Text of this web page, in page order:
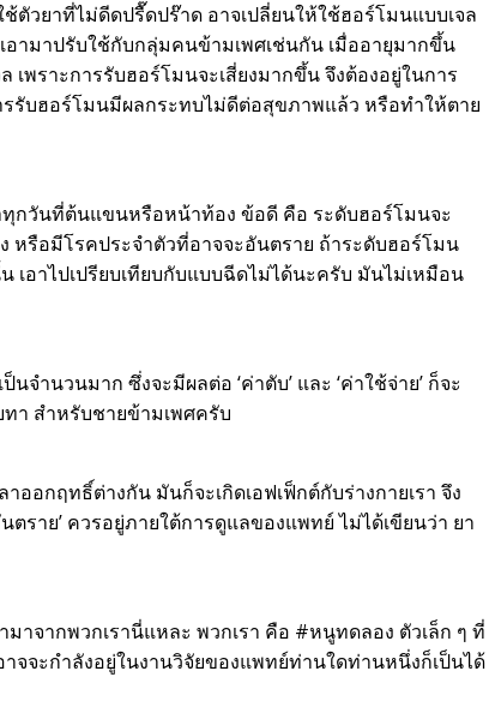
ตัวยาที่ไม่ดีดปรื๊ดปร๊าด อาจเปลี่ยนให้ใช้ฮอร์โมนแบบเจล
อามาปรับใช้กับกลุ่มคนข้ามเพศเช่นกัน เมื่ออายุมากขึ้น
พราะการรับฮอร์โมนจะเสี่ยงมากขึ้น จึงต้องอยู่ในการ
รับฮอร์โมนมีผลกระทบไม่ดีต่อสุขภาพแล้ว หรือทำให้ตาย
กวันที่ต้นแขนหรือหน้าท้อง ข้อดี คือ ระดับฮอร์โมนจะ
หรือมีโรคประจำตัวที่อาจจะอันตราย ถ้าระดับฮอร์โมน
อาไปเปรียบเทียบกับแบบฉีดไม่ได้นะครับ มันไม่เหมือน
ำนวนมาก ซึ่งจะมีผลต่อ ‘ค่าตับ’ และ ‘ค่าใช้จ่าย’ ก็จะ
า สำหรับชายข้ามเพศครับ
ออกฤทธิ์ต่างกัน มันก็จะเกิดเอฟเฟ็กต์กับร่างกายเรา จึง
ราย’ ควรอยู่ภายใต้การดูแลของแพทย์ ไม่ได้เขียนว่า ยา
จากพวกเรานี่แหละ พวกเรา คือ #หนูทดลอง ตัวเล็ก ๆ ที่
จจะกำลังอยู่ในงานวิจัยของแพทย์ท่านใดท่านหนึ่งก็เป็นได้